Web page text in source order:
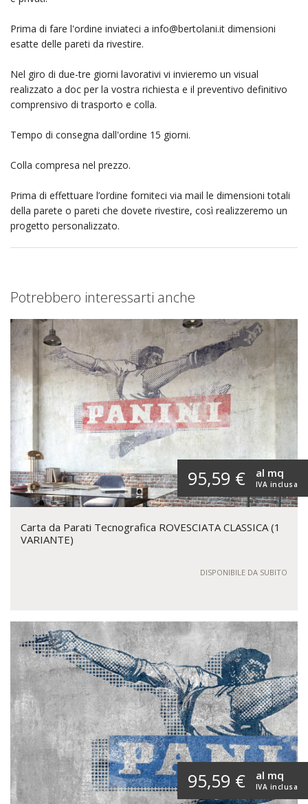
Prima di fare l'ordine inviateci a info@bertolani.it dimensioni
esatte delle pareti da rivestire.
Nel giro di due-tre giorni lavorativi vi invieremo un visual
realizzato a doc per la vostra richiesta e il preventivo definitivo
comprensivo di trasporto e colla.
Tempo di consegna dall'ordine 15 giorni.
Colla compresa nel prezzo.
Prima di effettuare l’ordine forniteci via mail le dimensioni totali
della parete o pareti che dovete rivestire, così realizzeremo un
progetto personalizzato.
Potrebbero interessarti anche
95,59 € IVA inclusa
al mq
Carta da Parati Tecnografica ROVESCIATA CLASSICA (1
VARIANTE)
DISPONIBILE DA SUBITO
95,59 € IVA inclusa
al mq